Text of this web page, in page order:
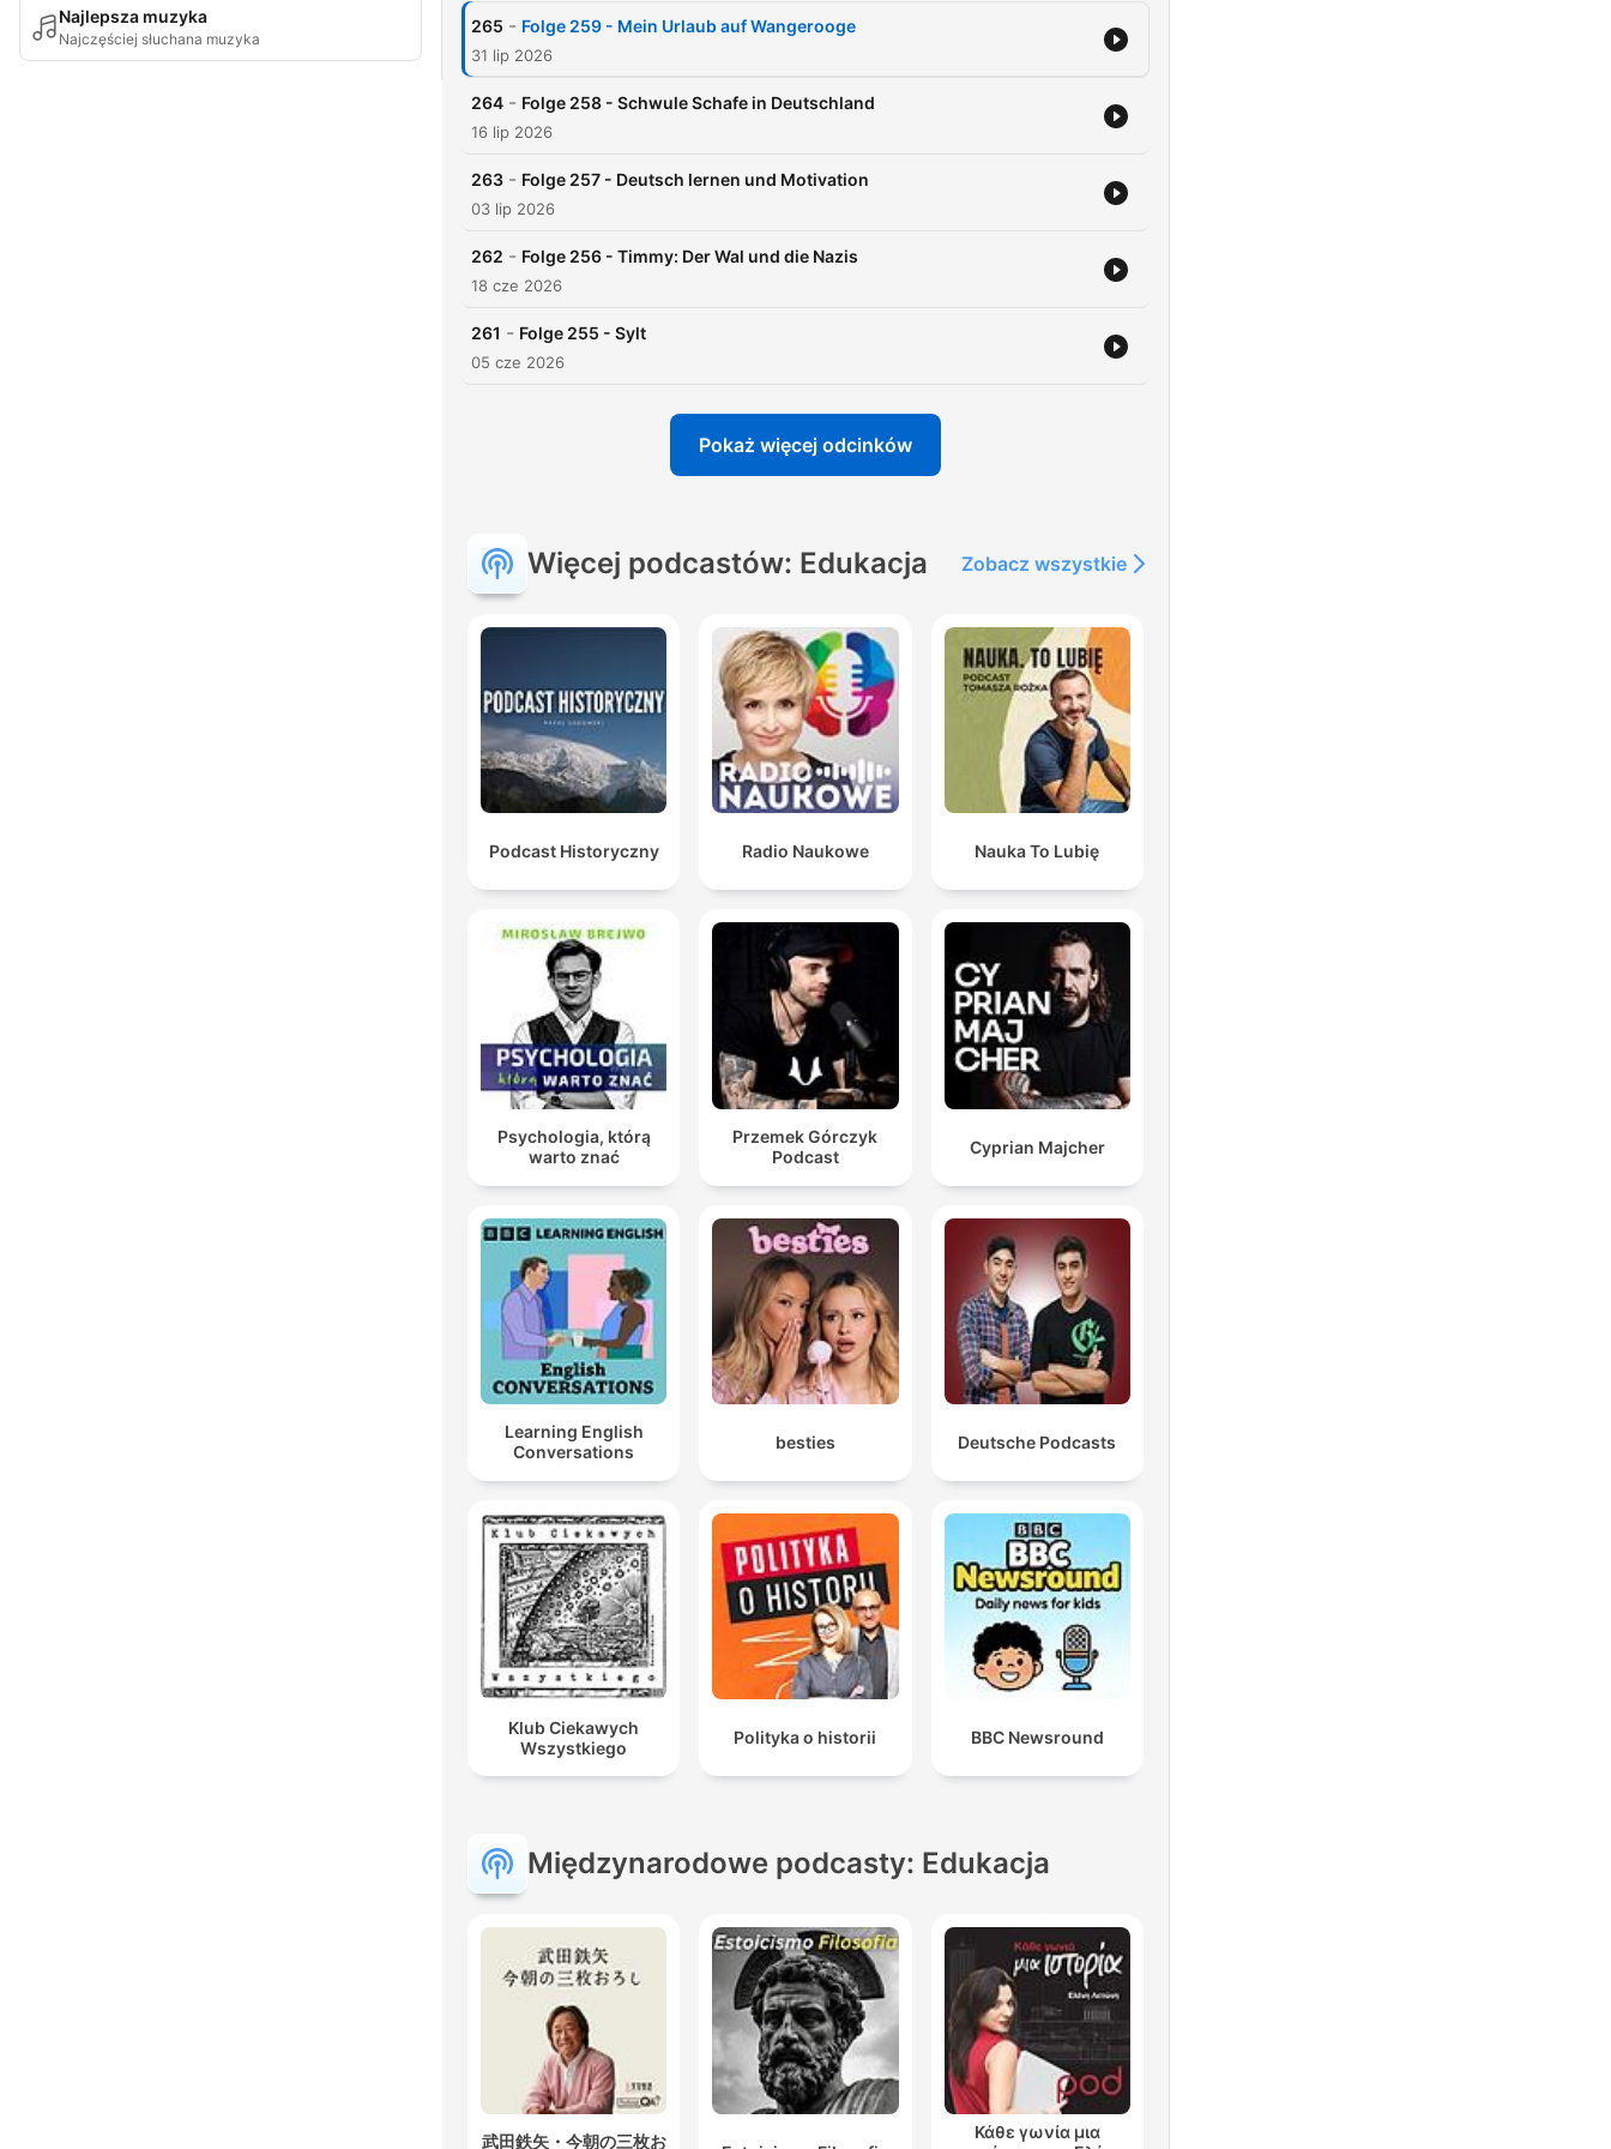
Najlepsza muzyka
Najczęściej słuchana muzyka
265 - Folge 259 - Mein Urlaub auf Wangerooge
31 lip 2026
264 - Folge 258 - Schwule Schafe in Deutschland
16 lip 2026
263 - Folge 257 - Deutsch lernen und Motivation
03 lip 2026
262 - Folge 256 - Timmy: Der Wal und die Nazis
18 cze 2026
261 - Folge 255 - Sylt
05 cze 2026
Pokaż więcej odcinków
Więcej podcastów: Edukacja Zobacz wszystkie
Podcast Historyczny Radio Naukowe Nauka To Lubię
Psychologia, którą
warto znać
Przemek Górczyk
Podcast
Cyprian Majcher
Learning English
Conversations
besties Deutsche Podcasts
Klub Ciekawych
Wszystkiego
Polityka o historii BBC Newsround
Międzynarodowe podcasty: Edukacja
武田鉄矢・今朝の三枚お
Κάθε γωνία μια